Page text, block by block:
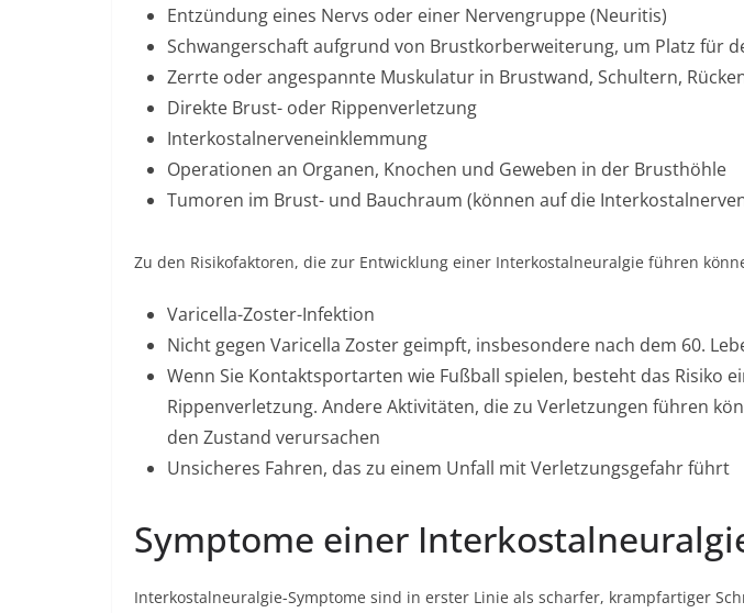
Entzündung eines Nervs oder einer Nervengruppe (Neuritis)
Schwangerschaft aufgrund von Brustkorberweiterung, um Platz für
Zerrte oder angespannte Muskulatur in Brustwand, Schultern,
Direkte Brust- oder Rippenverletzung
Interkostalnerveneinklemmung
Operationen an Organen, Knochen und Geweben in der Brusthöhle
Tumoren im Brust- und Bauchraum (können auf die
Zu den Risikofaktoren, die zur Entwicklung einer Interkostalneuralgie führen
Varicella-Zoster-Infektion
Nicht gegen Varicella Zoster geimpft, insbesondere nach dem 60.
Wenn Sie Kontaktsportarten wie Fußball spielen, besteht das Risiko
Rippenverletzung. Andere Aktivitäten, die zu Verletzungen führen
den Zustand verursachen
Unsicheres Fahren, das zu einem Unfall mit Verletzungsgefahr führt
Symptome einer
Interkostalneuralgie-Symptome sind in erster Linie als scharfer, krampfartiger